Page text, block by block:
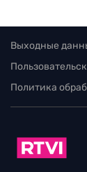
Выходные
Политика